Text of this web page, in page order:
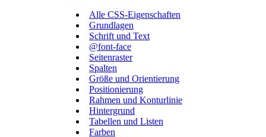
Alle CSS-Eigenschaften
Grundlagen
Schrift und Text
@font-face
Seitenraster
Spalten
Größe und Orientierung
Positionierung
Rahmen und Konturlinie
Hintergrund
Tabellen und Listen
Farben